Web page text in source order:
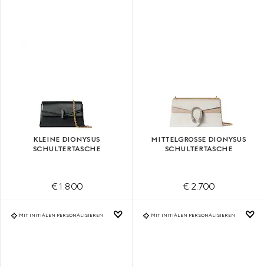
KLEINE DIONYSUS
SCHULTERTASCHE
€ 1.800
MITTELGROSSE DIONYSUS S
CHULTERTASCHE
€ 2.700
MIT INITIALEN PERSONALISIEREN MIT INITIALEN PERSONALISIEREN